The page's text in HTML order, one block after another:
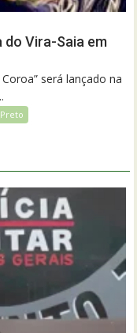
Vira-Saia em
será lançado na